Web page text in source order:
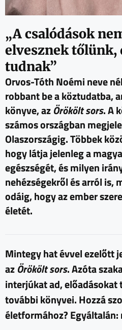
„A csalódások
elvesznek tőlünk,
tudnak”
Orvos-Tóth Noémi neve
robbant be a köztudatba,
könyve, azÖrökölt sors. A
számos országban
Olaszországig. Többek
hogy látja jelenleg a
egészségét, és milyen
nehézségekről és arról is,
odáig, hogy az ember
életét.
Mintegy hat évvel ezelőtt
azÖrökölt sors. Azóta
interjúkat ad,
további könyvei. Hozzá
életformához? Egyáltalán: